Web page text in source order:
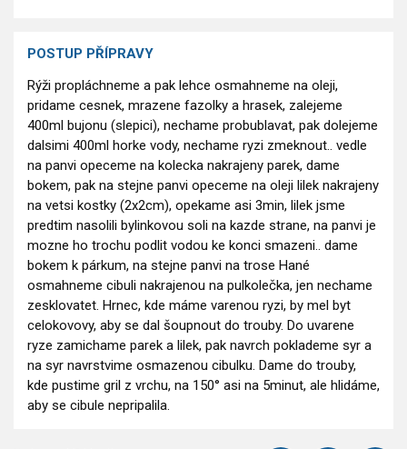
POSTUP PŘÍPRAVY
Rýži propláchneme a pak lehce osmahneme na oleji,
pridame cesnek, mrazene fazolky a hrasek, zalejeme
400ml bujonu (slepici), nechame probublavat, pak dolejeme
dalsimi 400ml horke vody, nechame ryzi zmeknout.. vedle
na panvi opeceme na kolecka nakrajeny parek, dame
bokem, pak na stejne panvi opeceme na oleji lilek nakrajeny
na vetsi kostky (2x2cm), opekame asi 3min, lilek jsme
predtim nasolili bylinkovou soli na kazde strane, na panvi je
mozne ho trochu podlit vodou ke konci smazeni.. dame
bokem k párkum, na stejne panvi na trose Hané
osmahneme cibuli nakrajenou na pulkolečka, jen nechame
zesklovatet. Hrnec, kde máme varenou ryzi, by mel byt
celokovovy, aby se dal šoupnout do trouby. Do uvarene
ryze zamichame parek a lilek, pak navrch poklademe syr a
na syr navrstvime osmazenou cibulku. Dame do trouby,
kde pustime gril z vrchu, na 150° asi na 5minut, ale hlidáme,
aby se cibule nepripalila.